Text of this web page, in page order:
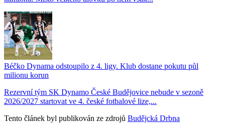
Béčko Dynama odstoupilo z 4. ligy. Klub dostane pokutu půl
milionu korun
Rezervní tým SK Dynamo České Budějovice nebude v sezoně
2026/2027 startovat ve 4. české fotbalové lize,...
Tento článek byl publikován ze zdrojů Budějcká Drbna